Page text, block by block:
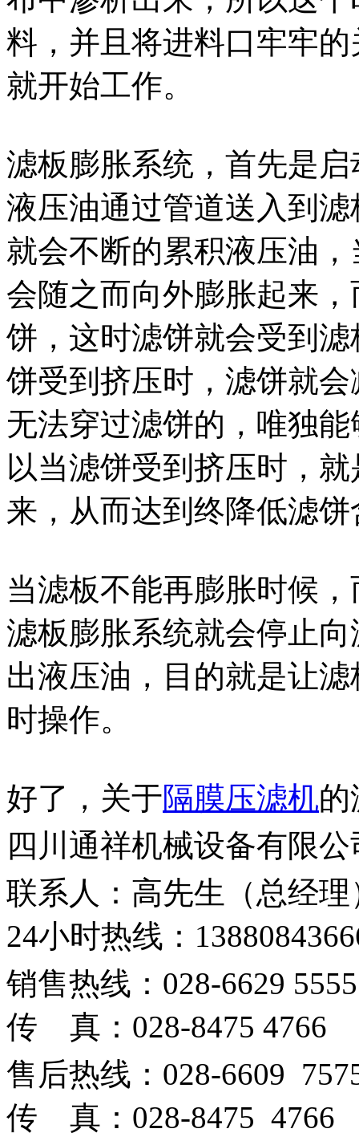
料，并且将进料口牢牢
就开始工作。
滤板膨胀系统，首先是
液压油通过管道送入到
就会不断的累积液压油
会随之而向外膨胀起来
饼，这时滤饼就会受到
饼受到挤压时，滤饼就
无法穿过滤饼的，唯独
以当滤饼受到挤压时，
来，从而达到终降低滤
当滤板不能再膨胀时候
滤板膨胀系统就会停止
出液压油，目的就是让
时操作。
好了，关于隔膜压滤机的
四川通祥机械设备有限公
联系人：高先生（总经理
24小时热线：
销售热线： 028-6629
传
真： 028-8475 4766
售后热线： 028-6609
传
真： 028-8475 4766